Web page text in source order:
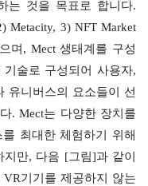
는 것을 목표로 합니다.
Metacity, 3) NFT Market
며, Mect 생태계를 구성
술로 구성되어 사용자,
유니버스의 요소들이 선
. Mect는 다양한 장치를
최대한 체험하기 위해
만, 다음 [그림]과 같이
기기를 제공하지 않는